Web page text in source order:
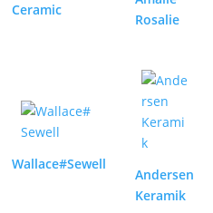
Ceramic
Rosalie
Wallace#Sewell
Andersen
Keramik